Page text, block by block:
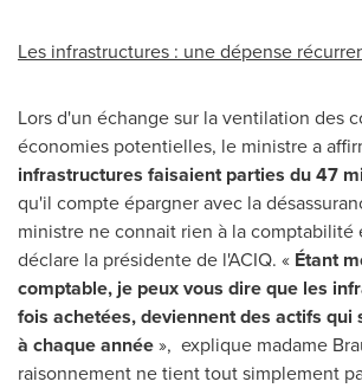
Les infrastructures : une dépense
Lors d'un échange sur la ventilation des
économies potentielles, le ministre a
infrastructures faisaient parties du 47
qu'il compte épargner avec la
ministre ne connait rien à la comptabilité
déclare la présidente de l'ACIQ. « Étant
comptable, je peux vous dire que les
fois achetées, deviennent des actifs qui
à chaque année», explique madame
raisonnement ne tient tout simplement